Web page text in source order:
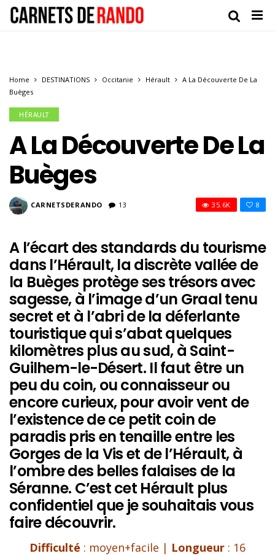
Home DESTINATIONS Occitanie Hérault
A La Découverte De La
Buèges
HÉRAULT
A La Découverte De La
Buèges
CARNETSDERANDO 13 8
35.6K
A l’écart des standards du tourisme
dans l’Hérault, la discrète vallée de
la Buèges protège ses trésors avec
sagesse, à l’image d’un Graal tenu
secret et à l’abri de la déferlante
touristique qui s’abat quelques
kilomètres plus au sud, à Saint-
Guilhem-le-Désert. Il faut être un
peu du coin, ou connaisseur ou
encore curieux, pour avoir vent de
l’existence de ce petit coin de
paradis pris en tenaille entre les
Gorges de la Vis et de l’Hérault, à
l’ombre des belles falaises de la
Séranne. C’est cet Hérault plus
confidentiel que je souhaitais vous
faire découvrir.
Difficulté : moyen+facile | Longueur : 16